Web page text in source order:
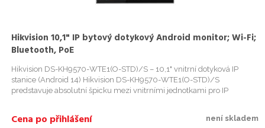
Hikvision 10,1" IP bytový dotykový Android monitor; Wi-Fi;
Bluetooth, PoE
Hikvision DS-KH9570-WTE1(O-STD)/S – 10,1" vnitrní dotyková IP
stanice (Android 14) Hikvision DS-KH9570-WTE1(O-STD)/S
predstavuje absolutní špicku mezi vnitrními jednotkami pro IP
není skladem
Cena po přihlášení